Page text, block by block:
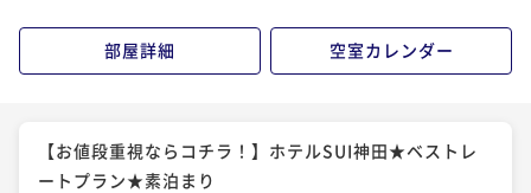
部屋詳細 空室カレンダー
【お値段重視ならコチラ！】ホテルSUI神田★ベストレ
ートプラン★素泊まり